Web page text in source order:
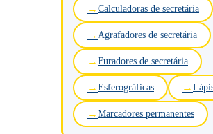
Calculadoras de secretária
Agrafadores de secretária
Furadores de secretária
Esferográficas
Marcadores permanentes